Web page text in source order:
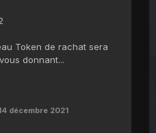
Token de rachat sera
donnant...
décembre 2021